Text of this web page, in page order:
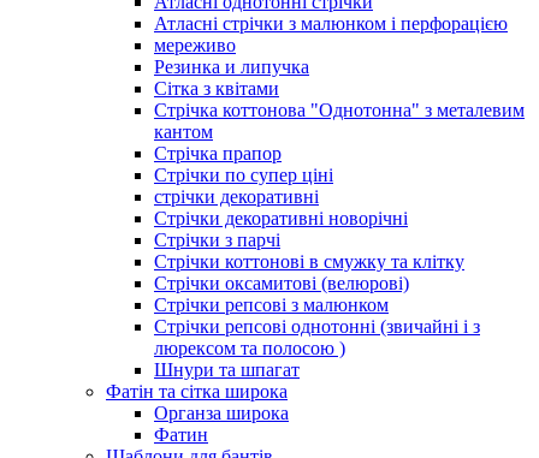
Атласні стрічки з малюнком і перфорацією
мереживо
Резинка и липучка
Сітка з квітами
Стрічка коттонова "Однотонна" з металевим
кантом
Стрічка прапор
Стрічки по супер ціні
стрічки декоративні
Стрічки декоративні новорічні
Стрічки з парчі
Стрічки коттонові в смужку та клітку
Стрічки оксамитові (велюрові)
Стрічки репсові з малюнком
Стрічки репсові однотонні (звичайні і з
люрексом та полосою )
Шнури та шпагат
Фатін та сітка широка
Органза широка
Фатин